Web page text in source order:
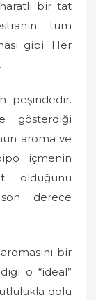
bir tat
tüm
gibi. Her
peşindedir.
gösterdiği
aroma ve
içmenin
olduğunu
derece
bir
o “ideal”
dolu